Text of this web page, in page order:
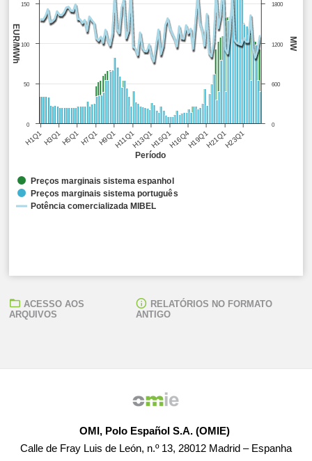
Período
MW
EUR/MWh
H1Q1H3Q1H5Q1H7Q1H9Q1H11Q1H13Q1H15Q1H16Q4H19Q1H21Q1H23Q1
0
600
1200
1800
0
50
100
150
Preços marginais sistema espanhol
Preços marginais sistema português
Potência comercializada MIBEL
ACESSO AOS
ARQUIVOS
RELATÓRIOS NO FORMATO
ANTIGO
OMI, Polo Español S.A. (OMIE)
Calle de Fray Luis de León, n.º 13, 28012 Madrid – Espanha